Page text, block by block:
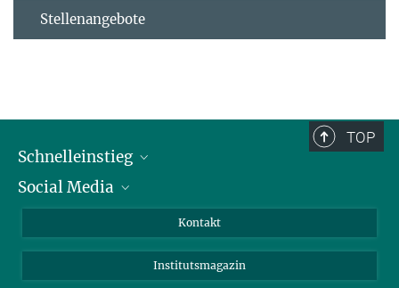
Stellenangebote
TOP
Schnelleinstieg
Alumni
Social Media
Facebook
Kontakt
Institutsmagazin